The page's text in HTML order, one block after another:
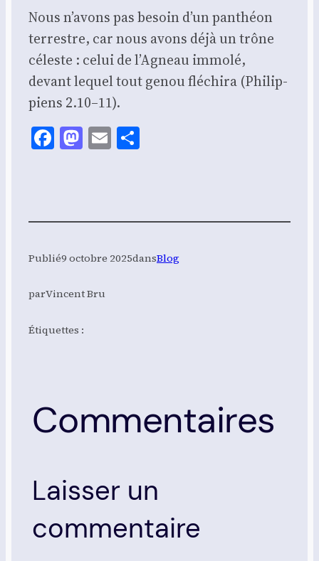
Nous n’avons pas besoin d’un pan­théon
ter­restre, car nous avons déjà un trône
céleste : celui de l’Agneau immo­lé,
devant lequel tout genou flé­chi­ra (Phi­lip­
piens 2.10–11).
Facebook
Mastodon
Email
Publié9 octobre 2025dansBlog
parVincent Bru
Étiquettes :
Commentaires
Laisser un
commentaire